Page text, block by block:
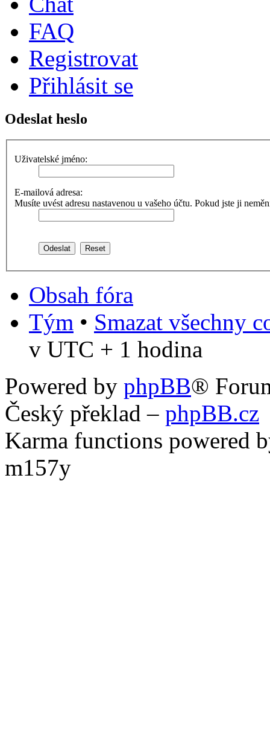
FAQ
Registrovat
Přihlásit se
Odeslat heslo
Uživatelské jméno:
E-mailová adresa:
Musíte uvést adresu nastavenou u vašeho účtu. Pokud jste ji
Obsah fóra
Tým • Smazat všechny
v UTC + 1 hodina
Powered by phpBB®
Český překlad – phpBB.cz
Karma functions powered
m157y